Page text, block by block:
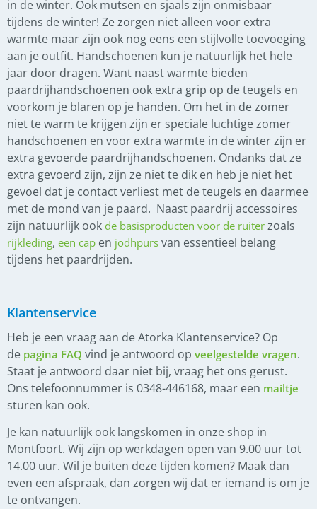
in de winter. Ook mutsen en sjaals zijn onmisbaar
tijdens de winter! Ze zorgen niet alleen voor extra
warmte maar zijn ook nog eens een stijlvolle toevoeging
aan je outfit. Handschoenen kun je natuurlijk het hele
jaar door dragen. Want naast warmte bieden
paardrijhandschoenen ook extra grip op de teugels en
voorkom je blaren op je handen. Om het in de zomer
niet te warm te krijgen zijn er speciale luchtige zomer
handschoenen en voor extra warmte in de winter zijn er
extra gevoerde paardrijhandschoenen. Ondanks dat ze
extra gevoerd zijn, zijn ze niet te dik en heb je niet het
gevoel dat je contact verliest met de teugels en daarmee
met de mond van je paard. Naast paardrij accessoires
zijn natuurlijk ook de basisproducten voor de ruiter zoals
rijkleding, een cap en jodhpurs van essentieel belang
tijdens het paardrijden.
Klantenservice
Heb je een vraag aan de Atorka Klantenservice? Op
de pagina FAQ vind je antwoord op veelgestelde vragen.
Staat je antwoord daar niet bij, vraag het ons gerust.
Ons telefoonnummer is 0348-446168, maar een mailtje
sturen kan ook.
Je kan natuurlijk ook langskomen in onze shop in
Montfoort. Wij zijn op werkdagen open van 9.00 uur tot
14.00 uur. Wil je buiten deze tijden komen? Maak dan
even een afspraak, dan zorgen wij dat er iemand is om je
te ontvangen.